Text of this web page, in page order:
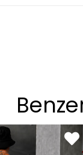
BEDEN